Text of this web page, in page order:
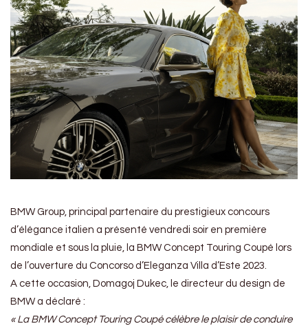
BMW Group, principal partenaire du prestigieux concours
d’élégance italien a présenté vendredi soir en première
mondiale et sous la pluie, la BMW Concept Touring Coupé lors
de l’ouverture du Concorso d’Eleganza Villa d’Este 2023.
A cette occasion, Domagoj Dukec, le directeur du design de
BMW a déclaré :
« La BMW Concept Touring Coupé célèbre le plaisir de conduire